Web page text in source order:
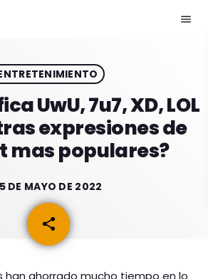
menu
UwU, 7u7, XD, LOL
expresiones de
mas populares?
5 DE MAYO DE 2022
share
email
han ahorrado mucho tiempo en lo